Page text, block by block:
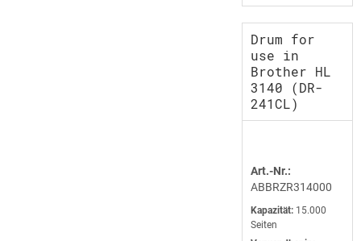
Drum for
use in
Brother HL
3140 (DR-
241CL)
Art.-Nr.:
ABBRZR314000
Kapazität: 15.000
Seiten